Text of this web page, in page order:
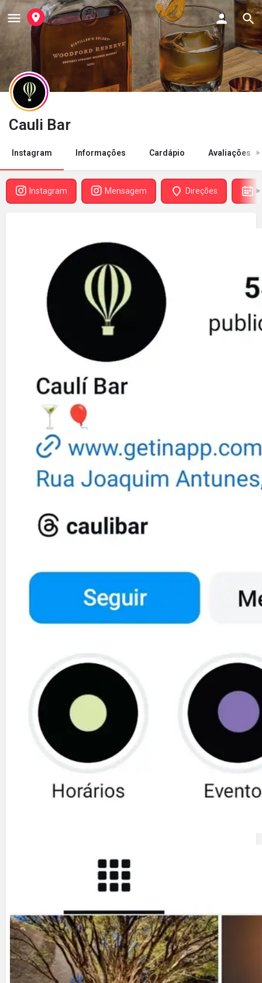
Cauli Bar
Instagram Informações Cardápio Avaliações
Instagram Mensagem Direções